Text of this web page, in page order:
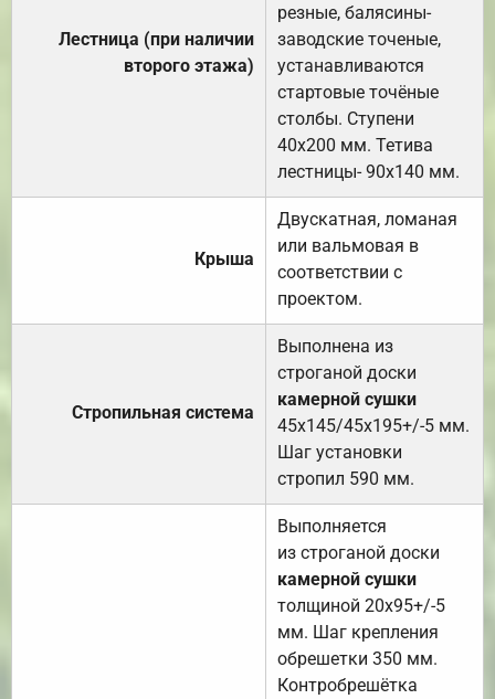
Лестница (при наличии
второго этажа)
резные, балясины-
заводские точеные,
устанавливаются
стартовые точёные
столбы. Ступени
40х200 мм. Тетива
лестницы- 90х140 мм.
Крыша
Двускатная, ломаная
или вальмовая в
соответствии с
проектом.
Стропильная система
Выполнена из
строганой доски
камерной сушки
45х145/45х195+/-5 мм.
Шаг установки
стропил 590 мм.
Выполняется
из строганой доски
камерной сушки
толщиной 20х95+/-5
мм. Шаг крепления
обрешетки 350 мм.
Контробрешётка